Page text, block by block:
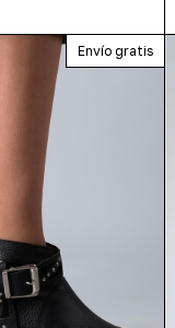
Envío gratis